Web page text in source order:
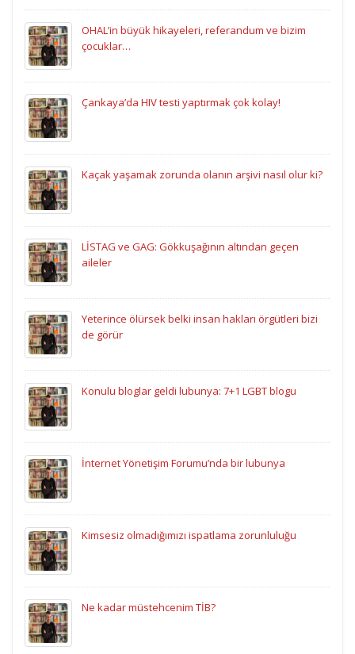
OHAL’in büyük hikayeleri, referandum ve bizim
çocuklar…
Çankaya’da HIV testi yaptırmak çok kolay!
Kaçak yaşamak zorunda olanın arşivi nasıl olur ki?
LİSTAG ve GAG: Gökkuşağının altından geçen
aileler
Yeterince ölürsek belki insan hakları örgütleri bizi
de görür
Konulu bloglar geldi lubunya: 7+1 LGBT blogu
İnternet Yönetişim Forumu’nda bir lubunya
Kimsesiz olmadığımızı ispatlama zorunluluğu
Ne kadar müstehcenim TİB?